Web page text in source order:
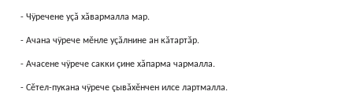
- Чÿречене уçă хăвармалла мар.
- Ачана чÿрече мĕнле уçăлнине ан кăтартăр.
- Ачасене чÿрече сакки çине хăпарма чармалла.
- Сĕтел-пукана чÿрече çывăхĕнчен илсе лартмалла.